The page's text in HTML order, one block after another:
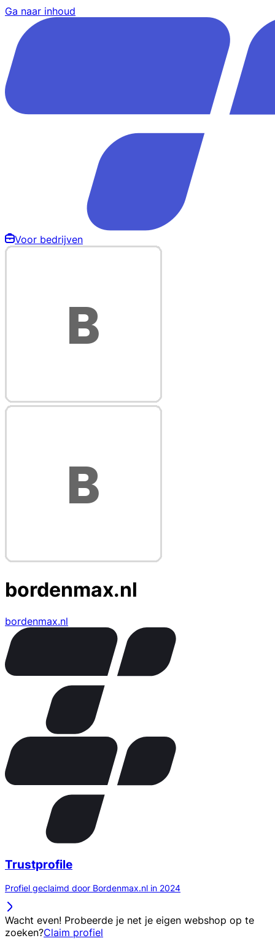
Ga naar inhoud
Voor bedrijven
bordenmax.nl
bordenmax.nl
Trustprofile
Profiel geclaimd door Bordenmax.nl in 2024
Wacht even! Probeerde je net je eigen webshop op te
zoeken?Claim profiel